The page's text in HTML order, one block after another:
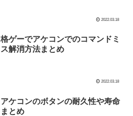
2022.03.18
格ゲーでアケコンでのコマンドミ
ス解消方法まとめ
2022.03.18
アケコンのボタンの耐久性や寿命
まとめ